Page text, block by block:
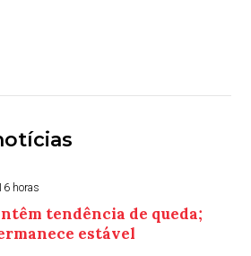
horas
tendência de queda;
estável